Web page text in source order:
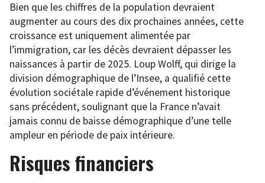
Bien que les chiffres de la population devraient
augmenter au cours des dix prochaines années, cette
croissance est uniquement alimentée par
l’immigration, car les décès devraient dépasser les
naissances à partir de 2025. Loup Wolff, qui dirige la
division démographique de l’Insee, a qualifié cette
évolution sociétale rapide d’événement historique
sans précédent, soulignant que la France n’avait
jamais connu de baisse démographique d’une telle
ampleur en période de paix intérieure.
Risques financiers